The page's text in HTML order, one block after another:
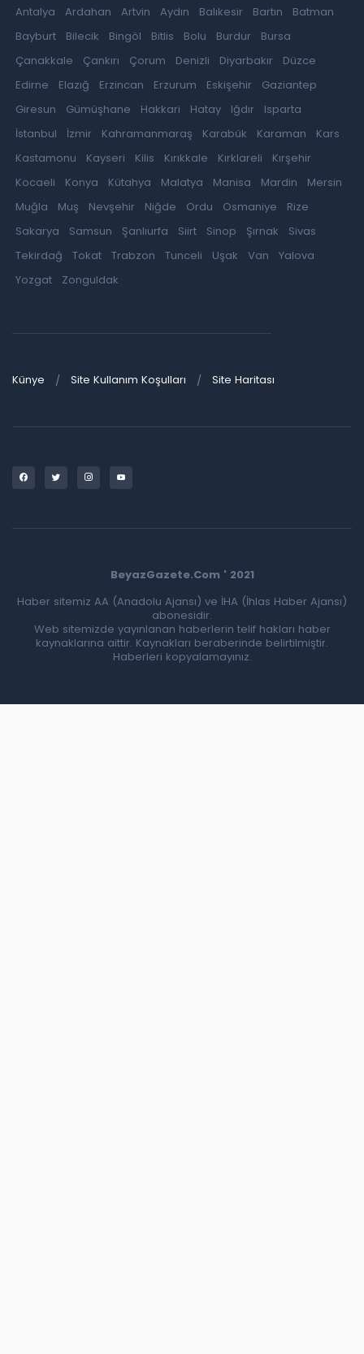
Antalya
Ardahan Artvin Aydın Balıkesir Bartın
Batman
Bayburt
Bilecik Bingöl Bitlis Bolu Burdur
Bursa
Çanakkale
Çankırı Çorum Denizli Diyarbakır
Düzce
Edirne
Elazığ Erzincan Erzurum Eskişehir
Gaziantep
Giresun
Gümüşhane Hakkari Hatay Iğdır
Isparta
İstanbul
İzmir Kahramanmaraş Karabük Karaman
Kars
Kastamonu
Kayseri Kilis Kırıkkale Kırklareli
Kırşehir
Kocaeli
Konya Kütahya Malatya Manisa Mardin
Mersin
Muğla
Muş Nevşehir Niğde Ordu Osmaniye
Rize
Sakarya
Samsun Şanlıurfa Siirt Sinop Şırnak
Sivas
Tekirdağ
Tokat Trabzon Tunceli Uşak Van
Yalova
Yozgat
Zonguldak
Künye Site Kullanım Koşulları Site Haritası
BeyazGazete.Com ' 2021
Haber sitemiz AA (Anadolu Ajansı) ve İHA (İhlas Haber Ajansı)
abonesidir.
Web sitemizde yayınlanan haberlerin telif hakları haber
kaynaklarına aittir. Kaynakları beraberinde belirtilmiştir.
Haberleri kopyalamayınız.